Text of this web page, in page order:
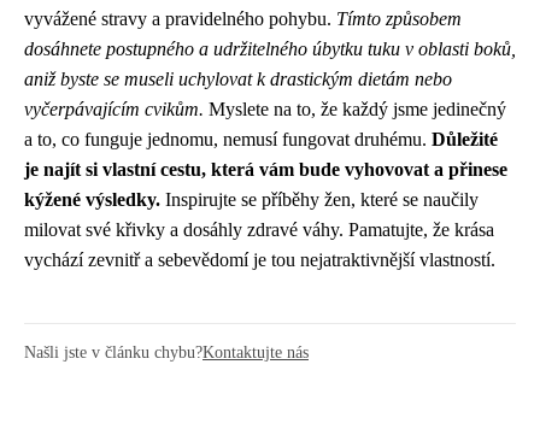
vyvážené stravy a pravidelného pohybu. Tímto způsobem
dosáhnete postupného a udržitelného úbytku tuku v oblasti boků,
aniž byste se museli uchylovat k drastickým dietám nebo
vyčerpávajícím cvikům. Myslete na to, že každý jsme jedinečný
a to, co funguje jednomu, nemusí fungovat druhému. Důležité
je najít si vlastní cestu, která vám bude vyhovovat a přinese
kýžené výsledky. Inspirujte se příběhy žen, které se naučily
milovat své křivky a dosáhly zdravé váhy. Pamatujte, že krása
vychází zevnitř a sebevědomí je tou nejatraktivnější vlastností.
Našli jste v článku chybu?Kontaktujte nás